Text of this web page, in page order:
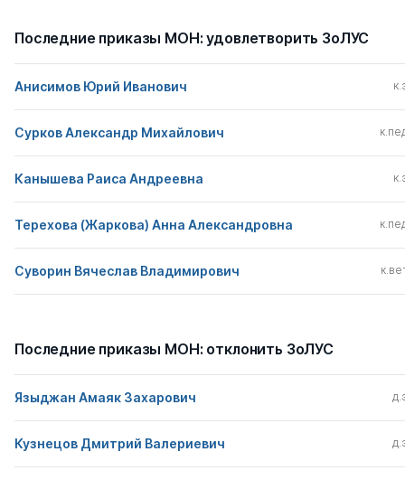
Последние приказы МОН: удовлетворить ЗоЛУС
Анисимов Юрий Иванович
Сурков Александр Михайлович
Канышева Раиса Андреевна
Терехова (Жаркова) Анна Александровна
Суворин Вячеслав Владимирович
Последние приказы МОН: отклонить ЗоЛУС
Языджан Амаяк Захарович
Кузнецов Дмитрий Валериевич